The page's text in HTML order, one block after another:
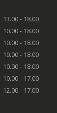
13.00 - 18.00
10.00 - 18.00
10.00 - 18.00
10.00 - 18.00
10.00 - 18.00
10.00 - 17.00
12.00 - 17.00